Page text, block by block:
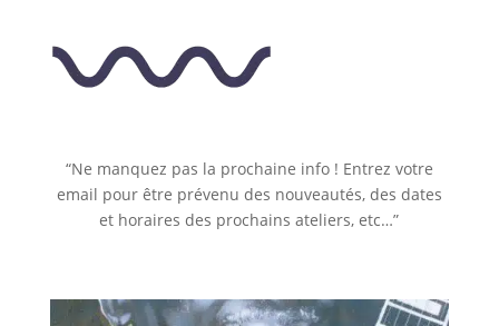
“Ne manquez pas la prochaine info ! Entrez votre
email pour être prévenu des nouveautés, des dates
et horaires des prochains ateliers, etc…”